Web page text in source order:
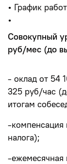
• График
•
Совокупный
руб/мес (до
- оклад от 54
325 руб/час
итогам
-компенсация
налога);
-ежемесячная